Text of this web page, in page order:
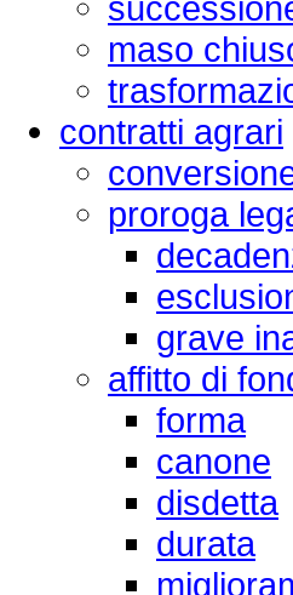
maso
contratti agrari
proroga
grave
affitto di
forma
canone
disdetta
durata